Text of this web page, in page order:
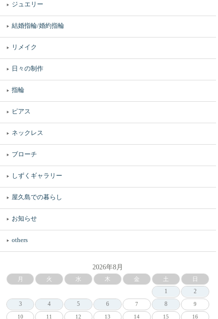
ジュエリー
結婚指輪/婚約指輪
リメイク
日々の制作
指輪
ピアス
ネックレス
ブローチ
しずくギャラリー
屋久島での暮らし
お知らせ
others
2026年8月
月 火 水 木 金 土
日
1
2
3
4 5 6 7 8 9
10 11 12 13 14 15 16